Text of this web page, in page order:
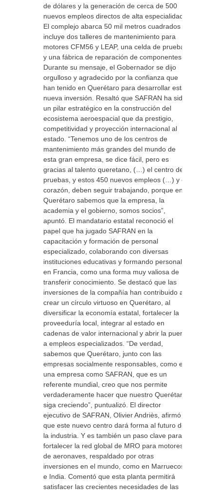
de dólares y la generación de cerca de 500
nuevos empleos directos de alta especialidad.
El complejo abarca 50 mil metros cuadrados e
incluye dos talleres de mantenimiento para
motores CFM56 y LEAP, una celda de pruebas
y una fábrica de reparación de componentes.
Durante su mensaje, el Gobernador se dijo
orgulloso y agradecido por la confianza que
han tenido en Querétaro para desarrollar esta
nueva inversión. Resaltó que SAFRAN ha sido
un pilar estratégico en la construcción del
ecosistema aeroespacial que da prestigio,
competitividad y proyección internacional al
estado. “Tenemos uno de los centros de
mantenimiento más grandes del mundo de
esta gran empresa, se dice fácil, pero es
gracias al talento queretano, (…) el centro de
pruebas, y estos 450 nuevos empleos (…) y de
corazón, deben seguir trabajando, porque en
Querétaro sabemos que la empresa, la
academia y el gobierno, somos socios”,
apuntó. El mandatario estatal reconoció el
papel que ha jugado SAFRAN en la
capacitación y formación de personal
especializado, colaborando con diversas
instituciones educativas y formando personal
en Francia, como una forma muy valiosa de
transferir conocimiento. Se destacó que las
inversiones de la compañía han contribuido a
crear un círculo virtuoso en Querétaro, al
diversificar la economía estatal, fortalecer la
proveeduría local, integrar al estado en
cadenas de valor internacional y abrir la puerta
a empleos especializados. “De verdad,
sabemos que Querétaro, junto con las
empresas socialmente responsables, como es
una empresa como SAFRAN, que es un
referente mundial, creo que nos permite
verdaderamente hacer que nuestro Querétaro
siga creciendo”, puntualizó. El director
ejecutivo de SAFRAN, Olivier Andriès, afirmó
que este nuevo centro dará forma al futuro de
la industria. Y es también un paso clave para
fortalecer la red global de MRO para motores
de aeronaves, respaldado por otras
inversiones en el mundo, como en Marruecos
e India. Comentó que esta planta permitirá
satisfacer las crecientes necesidades de las